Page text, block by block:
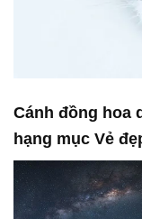
Cánh đồng hoa
hạng mục Vẻ